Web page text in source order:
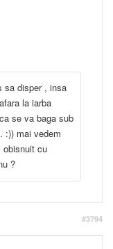
sa disper , insa
la iarba
se va baga sub
mai vedem
obisnuit cu
?
#3794